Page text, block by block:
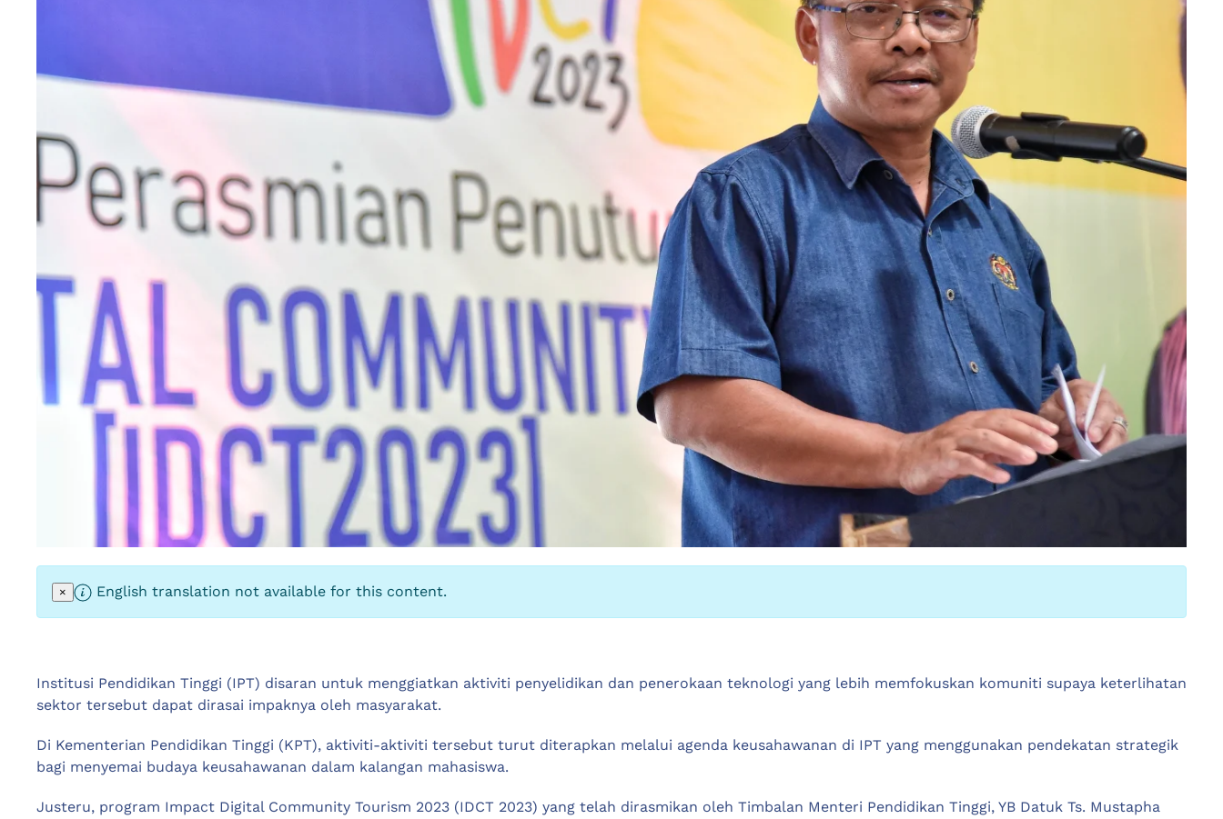
× English translation not available for this content.
Institusi Pendidikan Tinggi (IPT) disaran untuk menggiatkan aktiviti penyelidikan dan penerokaan teknologi yang lebih memfokuskan komuniti supaya keterlihatan
sektor tersebut dapat dirasai impaknya oleh masyarakat.
Di Kementerian Pendidikan Tinggi (KPT), aktiviti-aktiviti tersebut turut diterapkan melalui agenda keusahawanan di IPT yang menggunakan pendekatan strategik
bagi menyemai budaya keusahawanan dalam kalangan mahasiswa.
Justeru, program Impact Digital Community Tourism 2023 (IDCT 2023) yang telah dirasmikan oleh Timbalan Menteri Pendidikan Tinggi, YB Datuk Ts. Mustapha